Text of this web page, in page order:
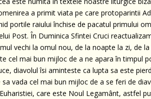
a primit viata pe care protoparintii
portile raiului închise de pacatul primului
Post. În Duminica Sfintei Cruci
vechi la omul nou, de la noapte la zi, de
cel mai bun mijloc de a ne apara în timpul
diavolul îsi aminteste ca lupta sa este
vada cel mai bun mijloc de a se feri de
care este Noul Legamânt, astfel